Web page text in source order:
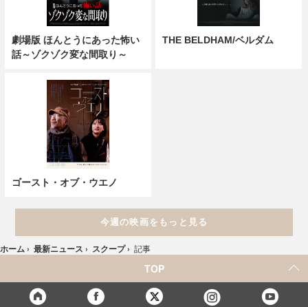
劇場版 ほんとうにあった怖い
話～ゾクゾク変な間取り～
THE BELDHAM/ベルダム
ゴースト・オブ・ウエノ
今週の映画をもっと見る
ホーム › 最新ニュース › スクープ › 記事
TOP